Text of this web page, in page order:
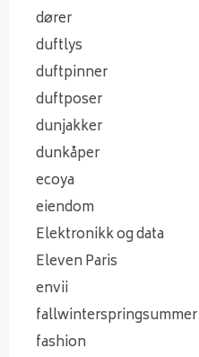
dører
duftlys
duftpinner
duftposer
dunjakker
dunkåper
ecoya
eiendom
Elektronikk og data
Eleven Paris
envii
fallwinterspringsummer
fashion